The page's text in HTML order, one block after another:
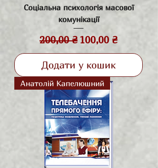
Соціальна психологія масової
комунікації
Звичайна ціна
200,00 ₴ За розпродажем
100,00 ₴
Додати у кошик
Анатолій Капелюшний